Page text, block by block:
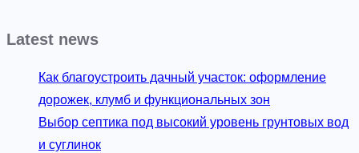
Latest news
Как благоустроить дачный участок: оформление
дорожек, клумб и функциональных зон
Выбор септика под высокий уровень грунтовых вод
и суглинок